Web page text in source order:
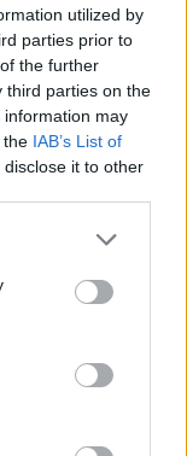
utilized by
parties prior to
the further
third parties on the
information may
the IAB’s List of
it to other